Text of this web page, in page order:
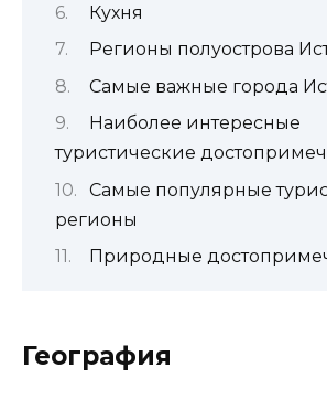
Кухня
Регионы полуострова
Самые важные города
Наиболее интересные
туристические
Самые популярные
регионы
Природные
География